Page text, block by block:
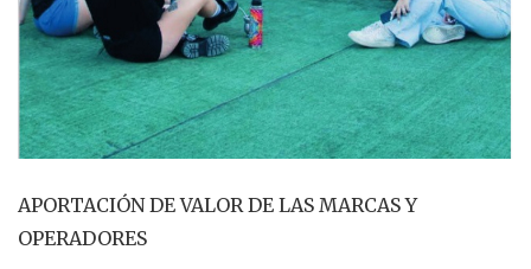
APORTACIÓN DE VALOR DE LAS MARCAS Y
OPERADORES